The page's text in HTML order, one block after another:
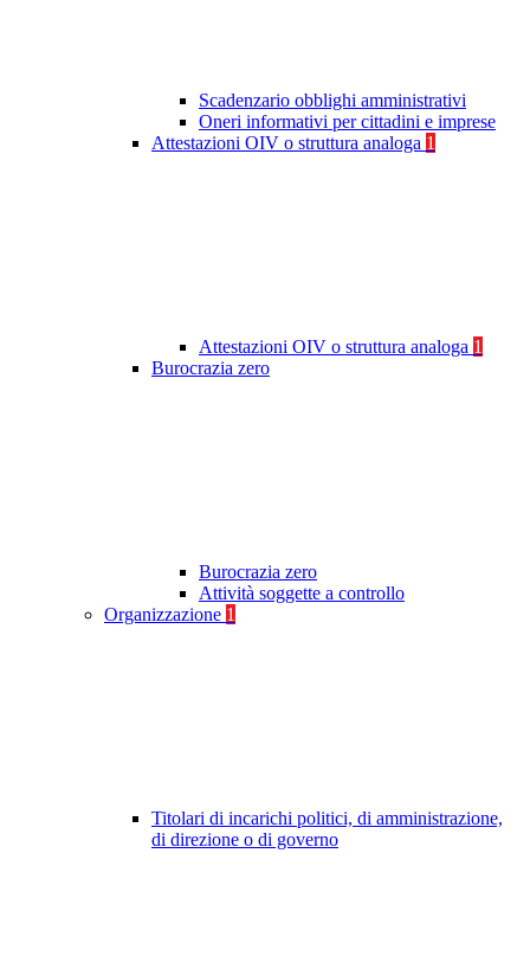
Scadenzario obblighi amministrativi
Oneri informativi per cittadini e imprese
Attestazioni OIV o struttura analoga 1
Attestazioni OIV o struttura analoga 1
Burocrazia zero
Burocrazia zero
Attività soggette a controllo
Organizzazione 1
Titolari di incarichi politici, di amministrazione,
di direzione o di governo